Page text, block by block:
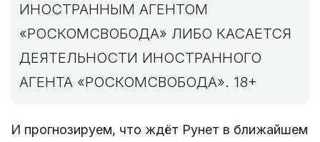
ИНОСТРАННЫМ АГЕНТОМ
«РОСКОМСВОБОДА» ЛИБО КАСАЕТСЯ
ДЕЯТЕЛЬНОСТИ ИНОСТРАННОГО
АГЕНТА «РОСКОМСВОБОДА». 18+
И прогнозируем, что ждёт Рунет в ближайшем